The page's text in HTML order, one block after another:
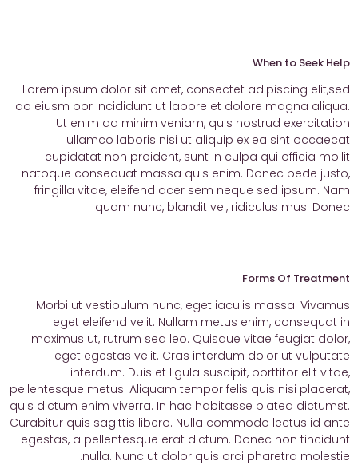
When to Seek Help
Lorem ipsum dolor sit amet, consectet adipiscing elit,sed
do eiusm por incididunt ut labore et dolore magna aliqua.
Ut enim ad minim veniam, quis nostrud exercitation
ullamco laboris nisi ut aliquip ex ea sint occaecat
cupidatat non proident, sunt in culpa qui officia mollit
natoque consequat massa quis enim. Donec pede justo,
fringilla vitae, eleifend acer sem neque sed ipsum. Nam
quam nunc, blandit vel, ridiculus mus. Donec
Forms Of Treatment
Morbi ut vestibulum nunc, eget iaculis massa. Vivamus
eget eleifend velit. Nullam metus enim, consequat in
maximus ut, rutrum sed leo. Quisque vitae feugiat dolor,
eget egestas velit. Cras interdum dolor ut vulputate
interdum. Duis et ligula suscipit, porttitor elit vitae,
pellentesque metus. Aliquam tempor felis quis nisi placerat,
quis dictum enim viverra. In hac habitasse platea dictumst.
Curabitur quis sagittis libero. Nulla commodo lectus id ante
egestas, a pellentesque erat dictum. Donec non tincidunt
nulla. Nunc ut dolor quis orci pharetra molestie.